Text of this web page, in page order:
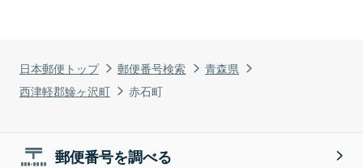
日本郵便トップ 郵便番号検索
青森県
西津軽郡鰺ヶ沢町
赤石町
郵便番号を調べる